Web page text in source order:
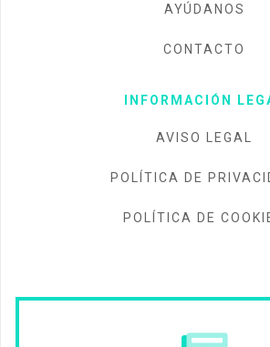
AYÚDANOS
CONTACTO
INFORMACIÓN
AVISO LEGAL
POLÍTICA DE
POLÍTICA DE